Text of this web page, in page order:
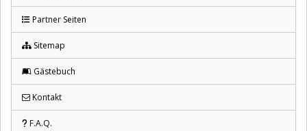
Partner Seiten
Sitemap
Gästebuch
Kontakt
F.A.Q.